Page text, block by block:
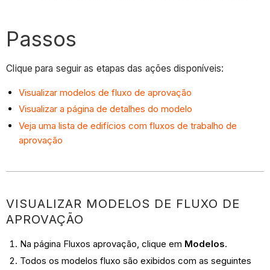
Passos
Clique para seguir as etapas das ações disponíveis:
Visualizar modelos de fluxo de aprovação
Visualizar a página de detalhes do modelo
Veja uma lista de edifícios com fluxos de trabalho de
aprovação
VISUALIZAR MODELOS DE FLUXO DE
APROVAÇÃO
Na página Fluxos aprovação, clique em Modelos.
Todos os modelos fluxo são exibidos com as seguintes